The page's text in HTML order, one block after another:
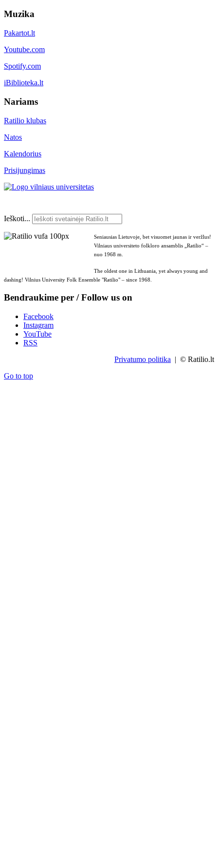
Muzika
Pakartot.lt
Youtube.com
Spotify.com
iBiblioteka.lt
Nariams
Ratilio klubas
Natos
Kalendorius
Prisijungimas
Ieškoti...
Seniausias Lietuvoje, bet visuomet jaunas ir veržlus!
Vilniaus universiteto folkloro ansamblis „Ratilio“ –
nuo 1968 m.
The oldest one in Lithuania, yet always young and
dashing! Vilnius University Folk Ensemble "Ratilio" – since 1968.
Bendraukime per / Follow us on
Facebook
Instagram
YouTube
RSS
Privatumo politika | © Ratilio.lt
Go to top